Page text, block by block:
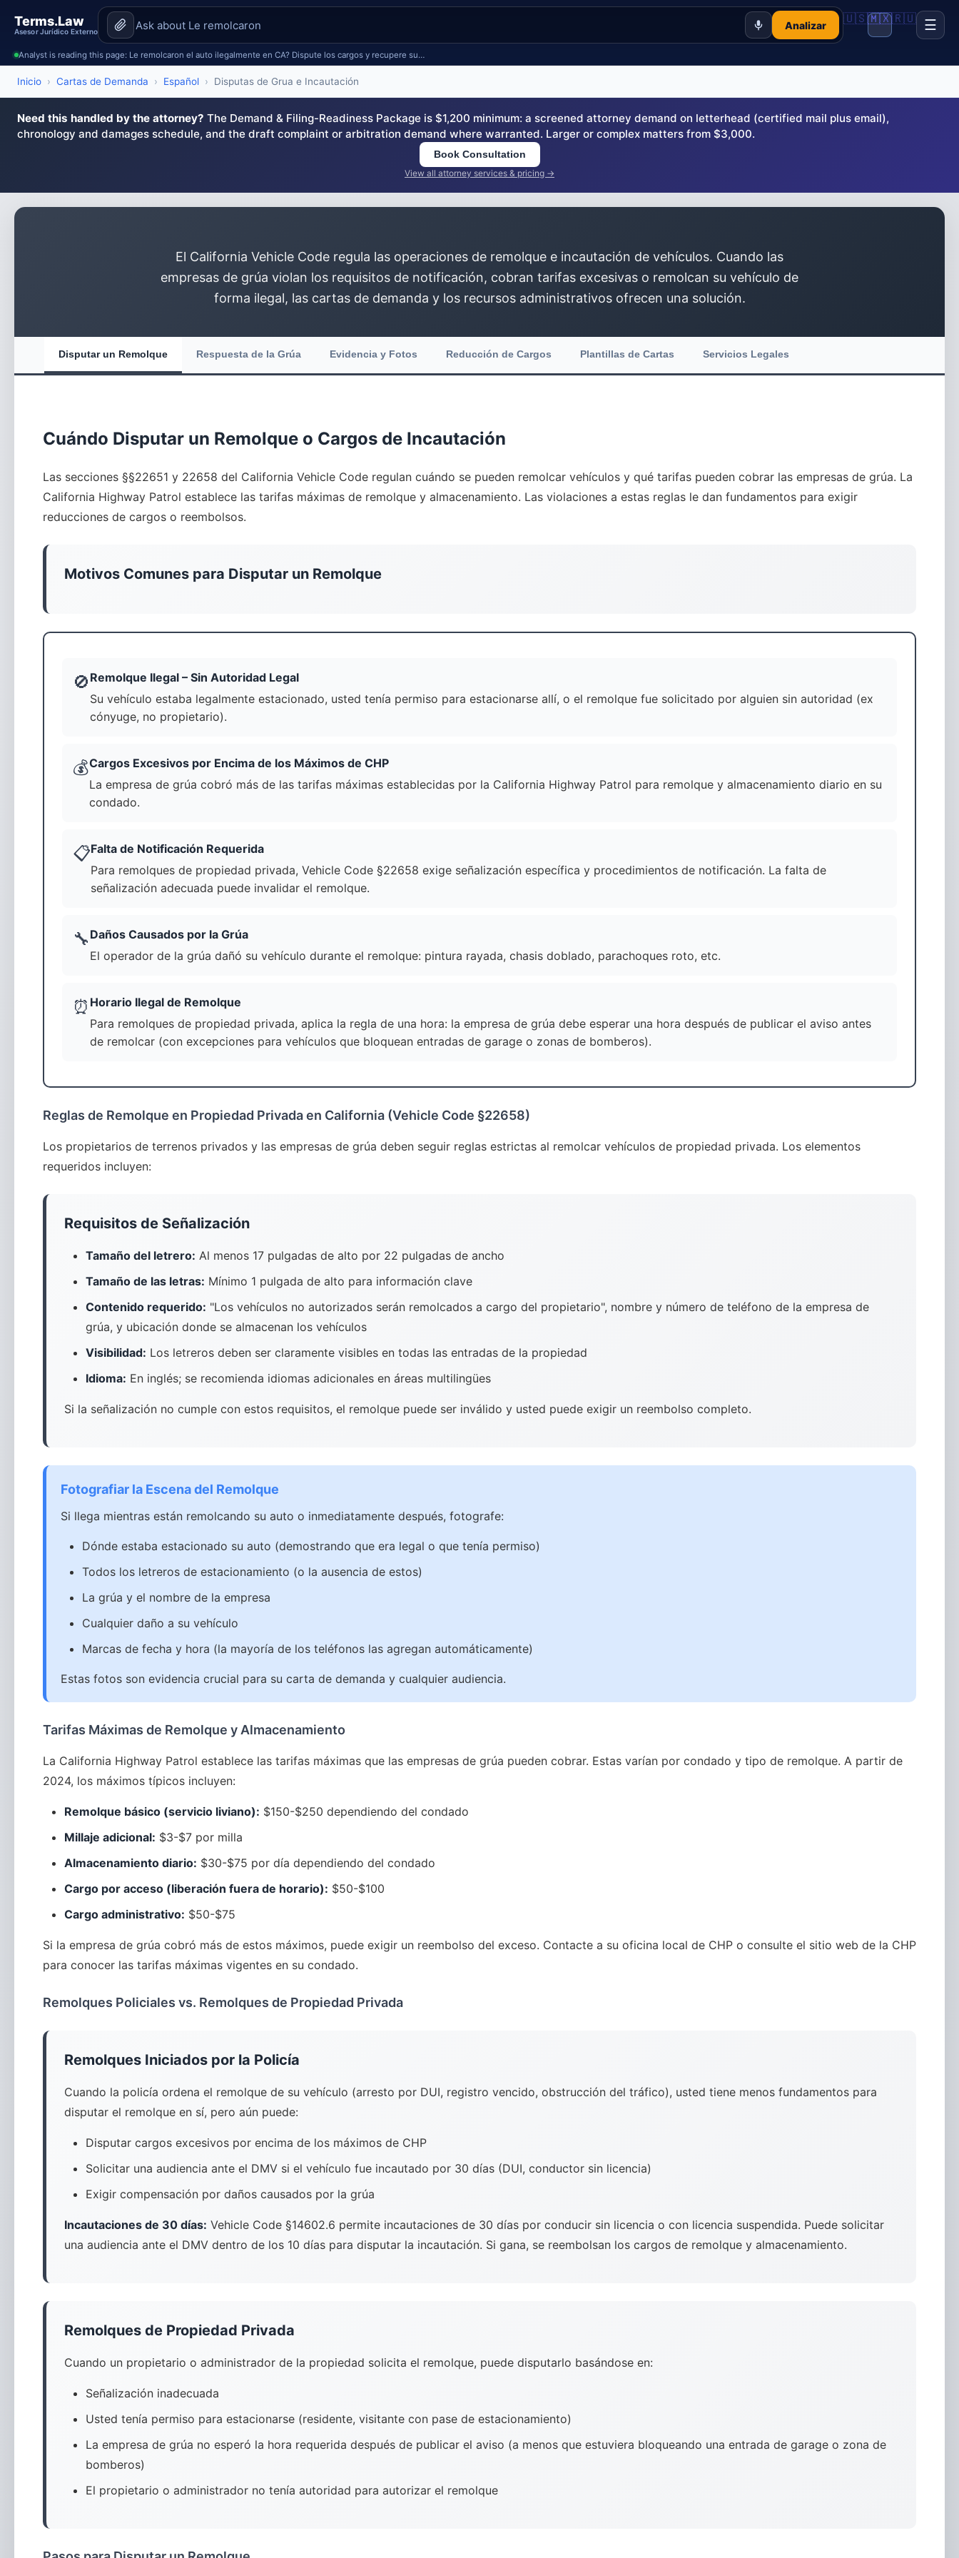
Terms.Law
Asesor Jurídico Externo
Analizar 🇺🇸🇲🇽🇷🇺 ☰
Analyst is reading this page: Le remolcaron el auto ilegalmente en CA? Dispute los cargos y recupere su…
Inicio › Cartas de Demanda › Español › Disputas de Grua e Incautación
Need this handled by the attorney? The Demand & Filing-Readiness Package is $1,200 minimum: a screened attorney demand on letterhead (certified mail plus email),
chronology and damages schedule, and the draft complaint or arbitration demand where warranted. Larger or complex matters from $3,000.
Book Consultation
View all attorney services & pricing →
El California Vehicle Code regula las operaciones de remolque e incautación de vehículos. Cuando las
empresas de grúa violan los requisitos de notificación, cobran tarifas excesivas o remolcan su vehículo de
forma ilegal, las cartas de demanda y los recursos administrativos ofrecen una solución.
Disputar un Remolque Respuesta de la Grúa Evidencia y Fotos Reducción de Cargos Plantillas de Cartas Servicios Legales
Cuándo Disputar un Remolque o Cargos de Incautación
Las secciones §§22651 y 22658 del California Vehicle Code regulan cuándo se pueden remolcar vehículos y qué tarifas pueden cobrar las empresas de grúa. La
California Highway Patrol establece las tarifas máximas de remolque y almacenamiento. Las violaciones a estas reglas le dan fundamentos para exigir
reducciones de cargos o reembolsos.
Motivos Comunes para Disputar un Remolque
🚫 Remolque Ilegal – Sin Autoridad Legal
Su vehículo estaba legalmente estacionado, usted tenía permiso para estacionarse allí, o el remolque fue solicitado por alguien sin autoridad (ex
cónyuge, no propietario).
💰Cargos Excesivos por Encima de los Máximos de CHP
La empresa de grúa cobró más de las tarifas máximas establecidas por la California Highway Patrol para remolque y almacenamiento diario en su
condado.
📋Falta de Notificación Requerida
Para remolques de propiedad privada, Vehicle Code §22658 exige señalización específica y procedimientos de notificación. La falta de
señalización adecuada puede invalidar el remolque.
🔧 Daños Causados por la Grúa
El operador de la grúa dañó su vehículo durante el remolque: pintura rayada, chasis doblado, parachoques roto, etc.
⏰ Horario Ilegal de Remolque
Para remolques de propiedad privada, aplica la regla de una hora: la empresa de grúa debe esperar una hora después de publicar el aviso antes
de remolcar (con excepciones para vehículos que bloquean entradas de garage o zonas de bomberos).
Reglas de Remolque en Propiedad Privada en California (Vehicle Code §22658)
Los propietarios de terrenos privados y las empresas de grúa deben seguir reglas estrictas al remolcar vehículos de propiedad privada. Los elementos
requeridos incluyen:
Requisitos de Señalización
Tamaño del letrero: Al menos 17 pulgadas de alto por 22 pulgadas de ancho
Tamaño de las letras: Mínimo 1 pulgada de alto para información clave
Contenido requerido: "Los vehículos no autorizados serán remolcados a cargo del propietario", nombre y número de teléfono de la empresa de
grúa, y ubicación donde se almacenan los vehículos
Visibilidad: Los letreros deben ser claramente visibles en todas las entradas de la propiedad
Idioma: En inglés; se recomienda idiomas adicionales en áreas multilingües
Si la señalización no cumple con estos requisitos, el remolque puede ser inválido y usted puede exigir un reembolso completo.
Fotografiar la Escena del Remolque
Si llega mientras están remolcando su auto o inmediatamente después, fotografe:
Dónde estaba estacionado su auto (demostrando que era legal o que tenía permiso)
Todos los letreros de estacionamiento (o la ausencia de estos)
La grúa y el nombre de la empresa
Cualquier daño a su vehículo
Marcas de fecha y hora (la mayoría de los teléfonos las agregan automáticamente)
Estas fotos son evidencia crucial para su carta de demanda y cualquier audiencia.
Tarifas Máximas de Remolque y Almacenamiento
La California Highway Patrol establece las tarifas máximas que las empresas de grúa pueden cobrar. Estas varían por condado y tipo de remolque. A partir de
2024, los máximos típicos incluyen:
Remolque básico (servicio liviano): $150-$250 dependiendo del condado
Millaje adicional: $3-$7 por milla
Almacenamiento diario: $30-$75 por día dependiendo del condado
Cargo por acceso (liberación fuera de horario): $50-$100
Cargo administrativo: $50-$75
Si la empresa de grúa cobró más de estos máximos, puede exigir un reembolso del exceso. Contacte a su oficina local de CHP o consulte el sitio web de la CHP
para conocer las tarifas máximas vigentes en su condado.
Remolques Policiales vs. Remolques de Propiedad Privada
Remolques Iniciados por la Policía
Cuando la policía ordena el remolque de su vehículo (arresto por DUI, registro vencido, obstrucción del tráfico), usted tiene menos fundamentos para
disputar el remolque en sí, pero aún puede:
Disputar cargos excesivos por encima de los máximos de CHP
Solicitar una audiencia ante el DMV si el vehículo fue incautado por 30 días (DUI, conductor sin licencia)
Exigir compensación por daños causados por la grúa
Incautaciones de 30 días: Vehicle Code §14602.6 permite incautaciones de 30 días por conducir sin licencia o con licencia suspendida. Puede solicitar
una audiencia ante el DMV dentro de los 10 días para disputar la incautación. Si gana, se reembolsan los cargos de remolque y almacenamiento.
Remolques de Propiedad Privada
Cuando un propietario o administrador de la propiedad solicita el remolque, puede disputarlo basándose en:
Señalización inadecuada
Usted tenía permiso para estacionarse (residente, visitante con pase de estacionamiento)
La empresa de grúa no esperó la hora requerida después de publicar el aviso (a menos que estuviera bloqueando una entrada de garage o zona de
bomberos)
El propietario o administrador no tenía autoridad para autorizar el remolque